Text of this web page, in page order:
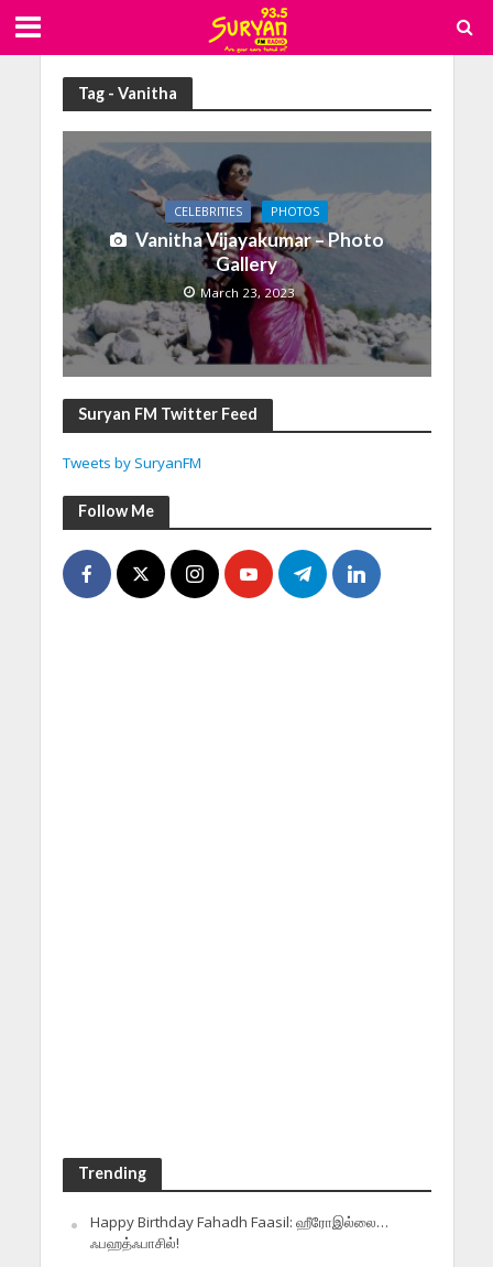
Tag - Vanitha
CELEBRITIES PHOTOS
Vanitha Vijayakumar – Photo
Gallery
March 23, 2023
Suryan FM Twitter Feed
Tweets by SuryanFM
Follow Me
Trending
Happy Birthday Fahadh Faasil: ஹீரோஇல்லை…
ஃபஹத்ஃபாசில்!